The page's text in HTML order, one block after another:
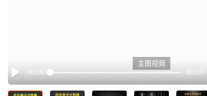
Play
00:00 00:00
主图视频